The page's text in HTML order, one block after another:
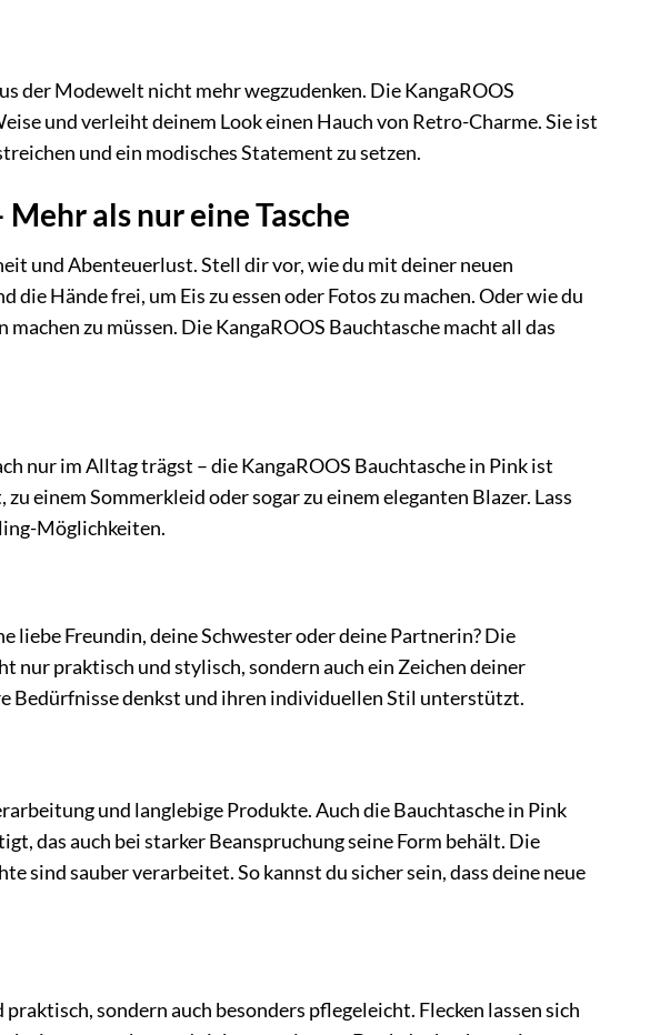
der Modewelt nicht mehr wegzudenken. Die KangaROOS
und verleiht deinem Look einen Hauch von Retro-Charme. Sie ist
und ein modisches Statement zu setzen.
als nur eine Tasche
und Abenteuerlust. Stell dir vor, wie du mit deiner neuen
Hände frei, um Eis zu essen oder Fotos zu machen. Oder wie du
zu müssen. Die KangaROOS Bauchtasche macht all das
nur im Alltag trägst – die KangaROOS Bauchtasche in Pink ist
einem Sommerkleid oder sogar zu einem eleganten Blazer. Lass
Möglichkeiten.
liebe Freundin, deine Schwester oder deine Partnerin? Die
nur praktisch und stylisch, sondern auch ein Zeichen deiner
Bedürfnisse denkst und ihren individuellen Stil unterstützt.
und langlebige Produkte. Auch die Bauchtasche in Pink
das auch bei starker Beanspruchung seine Form behält. Die
sind sauber verarbeitet. So kannst du sicher sein, dass deine neue
sondern auch besonders pflegeleicht. Flecken lassen sich